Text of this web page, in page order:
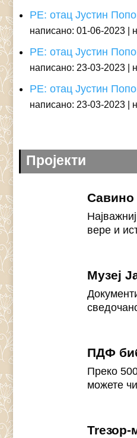
РЕ: отац Јустин
написано: 01-06-2023
РЕ: отац Јустин
написано: 23-03-2023
РЕ: отац Јустин
написано: 23-03-2023
Пројекти
Савино
вере и
Музеј
ПДФ
Преко
можете
Treзор-